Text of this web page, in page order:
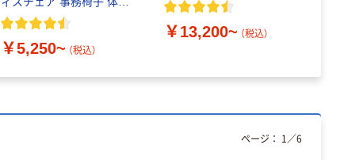
分散 /専用上下稼働肘
￥5,250~ （税込）
￥13,200~ （税込）
ページ： 1 ／6